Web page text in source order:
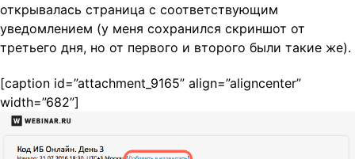
открывалась страница с соответствующим
уведомлением (у меня сохранился скриншот от
третьего дня, но от первого и второго были такие же).
[caption id=”attachment_9165” align=”aligncenter”
width=”682”]